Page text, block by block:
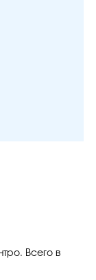
Всего в